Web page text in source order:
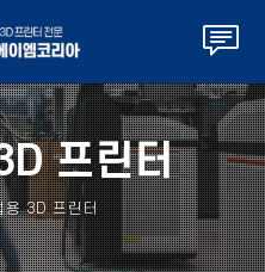
프린터
용 3D 프린터